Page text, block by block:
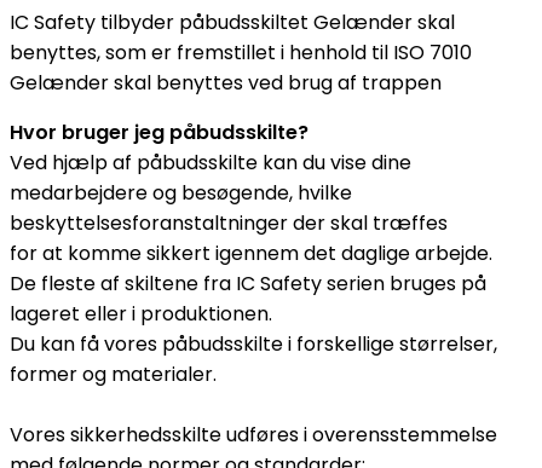
IC Safety tilbyder påbudsskiltet Gelænder skal
benyttes, som er fremstillet i henhold til ISO 7010
Gelænder skal benyttes ved brug af trappen
Hvor bruger jeg påbudsskilte?
Ved hjælp af påbudsskilte kan du vise dine
medarbejdere og besøgende, hvilke
beskyttelsesforanstaltninger der skal træffes
for at komme sikkert igennem det daglige arbejde.
De fleste af skiltene fra IC Safety serien bruges på
lageret eller i produktionen.
Du kan få vores påbudsskilte i forskellige størrelser,
former og materialer.
Vores sikkerhedsskilte udføres i overensstemmelse